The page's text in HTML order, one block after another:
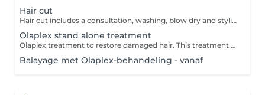
Hair cut
Hair cut includes a consultation, washing, blow dry and styling
Olaplex stand alone treatment
Olaplex treatment to restore damaged hair. This treatment includes consultation and a blow dry and styling
Balayage met Olaplex-behandeling - vanaf